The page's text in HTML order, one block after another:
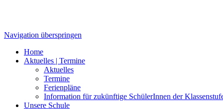
Navigation überspringen
Home
Aktuelles | Termine
Aktuelles
Termine
Ferienpläne
Information für zukünftige SchülerInnen der
Unsere Schule